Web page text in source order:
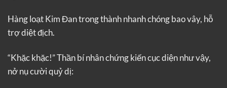
Hàng loạt Kim Đan trong thành nhanh chóng bao vây, hỗ
trợ diệt địch.
“Khặc khặc!” Thần bí nhân chứng kiến cục diện như vậy,
nở nụ cười quỷ dị: